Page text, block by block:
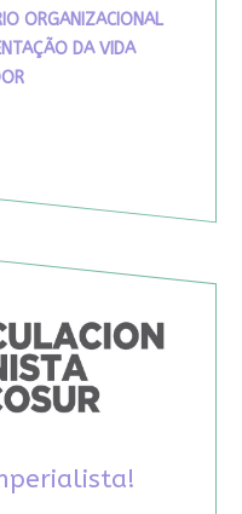
ORGANIZACIONAL
DA VIDA